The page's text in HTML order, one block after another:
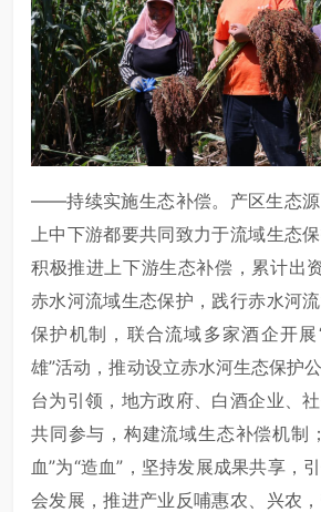
——持续实施生态补偿。产区生态
上中下游都要共同致力于流域生态
积极推进上下游生态补偿，累计出
赤水河流域生态保护，践行赤水河
保护机制，联合流域多家酒企开展
雄”活动，推动设立赤水河生态保护
台为引领，地方政府、白酒企业、
共同参与，构建流域生态补偿机制
血”为“造血”，坚持发展成果共享，
会发展，推进产业反哺惠农、兴农